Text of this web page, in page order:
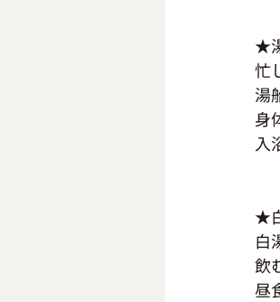
★
忙
湯
身
入
★
白
飲
昼